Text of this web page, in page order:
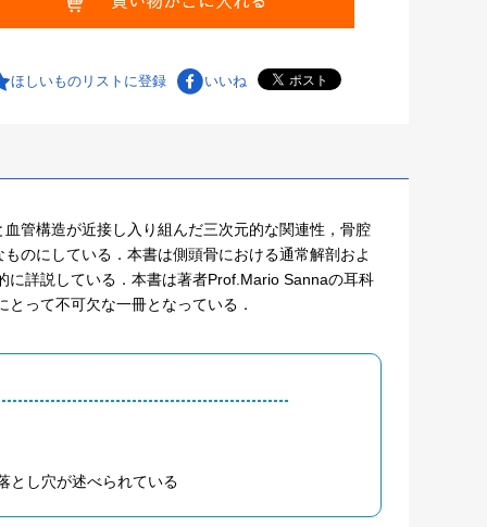
ほしいものリストに登録 いいね
管構造が近接し入り組んだ三次元的な関連性，骨腔
のにしている．本書は側頭骨における通常解剖およ
詳説している．本書は著者Prof.Mario Sannaの耳科
って不可欠な一冊となっている．
とし穴が述べられている